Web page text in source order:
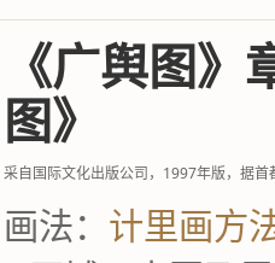
《广舆图
图》
采自国际文化出版公司，1997年版，据
画法： 计里画方